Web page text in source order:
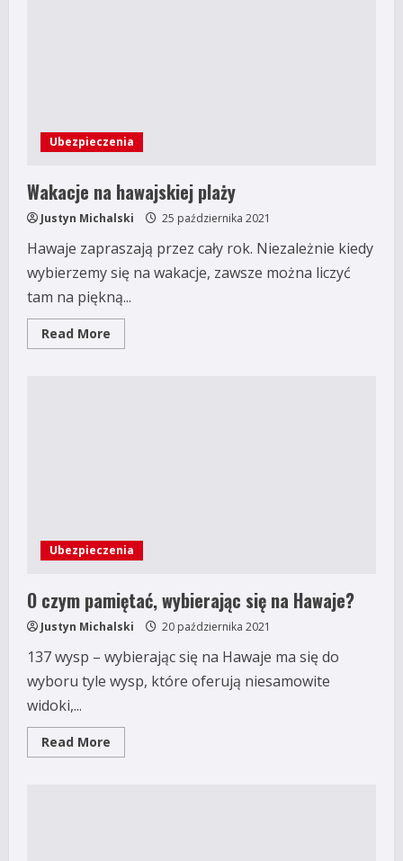
Ubezpieczenia
Wakacje na hawajskiej plaży
Justyn Michalski 25 października 2021
Hawaje zapraszają przez cały rok. Niezależnie kiedy
wybierzemy się na wakacje, zawsze można liczyć
tam na piękną...
Read More
more
Ubezpieczenia
O czym pamiętać, wybierając się na Hawaje?
Justyn Michalski 20 października 2021
137 wysp – wybierając się na Hawaje ma się do
wyboru tyle wysp, które oferują niesamowite
widoki,...
Read More
more